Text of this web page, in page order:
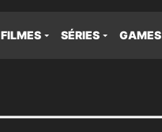
FILMES SÉRIES GAMES